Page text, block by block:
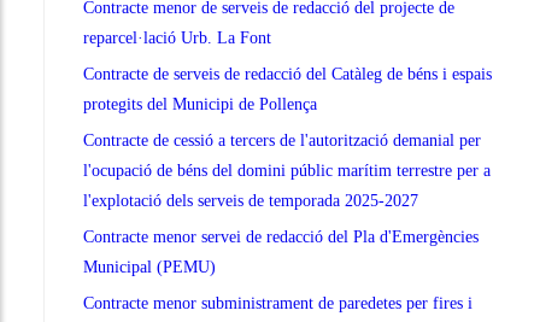
Contracte menor de serveis de redacció del projecte de
reparcel·lació Urb. La Font
Contracte de serveis de redacció del Catàleg de béns i espais
protegits del Municipi de Pollença
Contracte de cessió a tercers de l'autorització demanial per
l'ocupació de béns del domini públic marítim terrestre per a
l'explotació dels serveis de temporada 2025-2027
Contracte menor servei de redacció del Pla d'Emergències
Municipal (PEMU)
Contracte menor subministrament de paredetes per fires i